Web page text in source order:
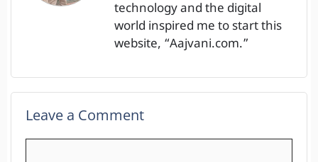
technology and the digital
world inspired me to start this
website, “Aajvani.com.”
Leave a Comment